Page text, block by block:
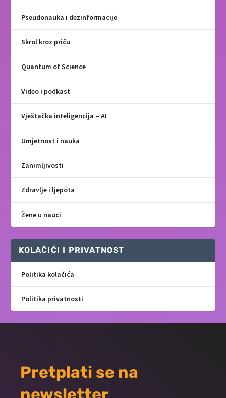
Pseudonauka i dezinformacije
Skrol kroz priču
Quantum of Science
Video i podkast
Vještačka inteligencija – AI
Umjetnost i nauka
Zanimljivosti
Zdravlje i ljepota
Žene u nauci
KOLAČIĆI I PRIVATNOST
Politika kolačića
Politika privatnosti
Pretplati se na